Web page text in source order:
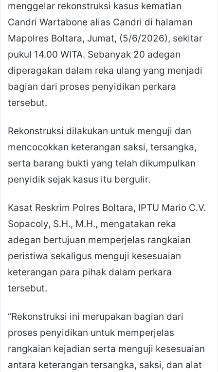
menggelar rekonstruksi kasus kematian
Candri Wartabone alias Candri di halaman
Mapolres Boltara, Jumat, (5/6/2026), sekitar
pukul 14.00 WITA. Sebanyak 20 adegan
diperagakan dalam reka ulang yang menjadi
bagian dari proses penyidikan perkara
tersebut.
Rekonstruksi dilakukan untuk menguji dan
mencocokkan keterangan saksi, tersangka,
serta barang bukti yang telah dikumpulkan
penyidik sejak kasus itu bergulir.
Kasat Reskrim Polres Boltara, IPTU Mario C.V.
Sopacoly, S.H., M.H., mengatakan reka
adegan bertujuan memperjelas rangkaian
peristiwa sekaligus menguji kesesuaian
keterangan para pihak dalam perkara
tersebut.
“Rekonstruksi ini merupakan bagian dari
proses penyidikan untuk memperjelas
rangkaian kejadian serta menguji kesesuaian
antara keterangan tersangka, saksi, dan alat